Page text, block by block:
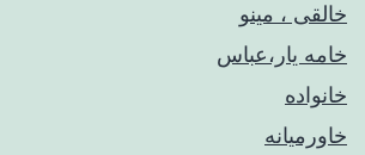
خالقی ، مینو
خامه یار،عباس
خانواده
خاورمیانه